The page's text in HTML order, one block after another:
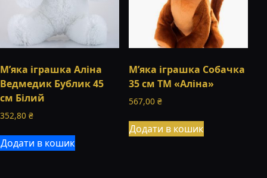
М’яка іграшка Аліна
Ведмедик Бублик 45
см Білий
352,80 ₴
Додати в кошик
М’яка іграшка Собачка
35 см ТМ «Аліна»
567,00₴
Додати в кошик